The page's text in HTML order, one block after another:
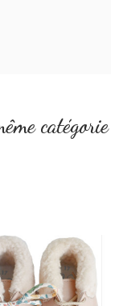
catégorie